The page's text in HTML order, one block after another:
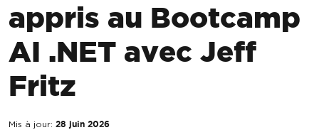
appris au Bootcamp
AI .NET avec Jeff
Fritz
Mis à jour: 28 juin 2026